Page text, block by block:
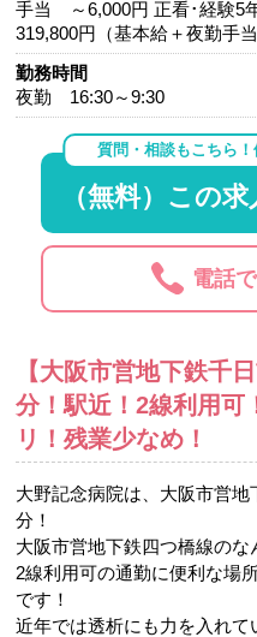
手当 ～6,000円 正看･経験5
319,800円（基本給＋夜勤手
勤務時間
夜勤 16:30～9:30
質問・相談もこちら！
（無料）この
電話
【大阪市営地下鉄千
分！駅近！2線利用可
リ！残業少なめ！
大野記念病院は、大阪市営
分！
大阪市営地下鉄四つ橋線のな
2線利用可の通勤に便利な場
です！
近年では透析にも力を入れて